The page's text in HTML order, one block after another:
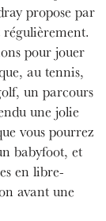
propose par
pour jouer
au tennis,
un parcours
une jolie
vous pourrez
babyfoot, et
en libre-
avant une